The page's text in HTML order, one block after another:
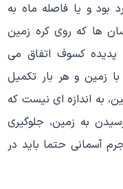
بود و یا فاصله ماه به
ها که روی کره زمین
پدیده کسوف اتفاق می
با زمین و هر بار تکمیل
به اندازه ای نیست که
به زمین، جلوگیری
آسمانی حتما باید در